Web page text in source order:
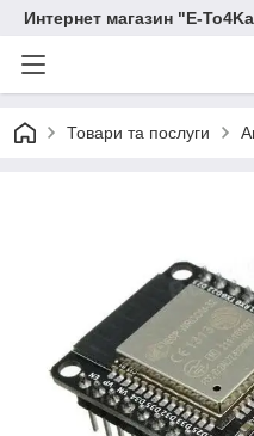
Интернет магазин "E-
Товари та послуги